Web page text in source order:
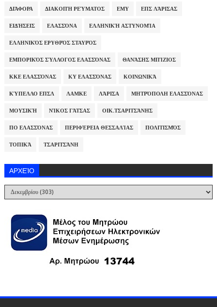
ΔΙΆΦΟΡΑ ΔΙΑΚΟΠΉ ΡΕΎΜΑΤΟΣ ΕΜΥ ΕΠΣ ΛΆΡΙΣΑΣ
ΕΙΔΉΣΕΙΣ ΕΛΑΣΣΌΝΑ ΕΛΛΗΝΙΚΉ ΑΣΤΥΝΟΜΊΑ
ΕΛΛΗΝΙΚΌΣ ΕΡΥΘΡΌΣ ΣΤΑΥΡΌΣ
ΕΜΠΟΡΙΚΌΣ ΣΎΛΛΟΓΟΣ ΕΛΑΣΣΌΝΑΣ ΘΑΝΆΣΗΣ ΜΠΊΖΙΟΣ
ΚΚΕ ΕΛΑΣΣΌΝΑΣ ΚΥ ΕΛΑΣΣΌΝΑΣ ΚΟΙΝΩΝΙΚΆ
ΚΎΠΕΛΛΟ ΕΠΣΛ ΛΑΜΚΕ ΛΆΡΙΣΑ ΜΗΤΡΌΠΟΛΗ ΕΛΑΣΣΌΝΑΣ
ΜΟΥΣΙΚΉ ΝΊΚΟΣ ΓΆΤΣΑΣ ΟΙΚ.ΤΣΑΡΙΤΣΆΝΗΣ
ΠΟ ΕΛΑΣΣΌΝΑΣ ΠΕΡΙΦΈΡΕΙΑ ΘΕΣΣΑΛΊΑΣ ΠΟΛΙΤΙΣΜΌΣ
ΤΟΠΙΚΆ ΤΣΑΡΙΤΣΆΝΗ
ΑΡΧΕΊΟ